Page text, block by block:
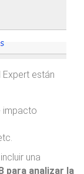
están
impacto
una
para analizar la